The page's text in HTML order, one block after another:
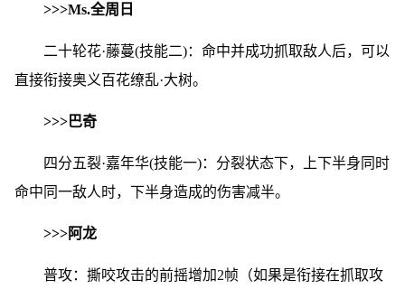
>>>Ms.全周日
二十轮花·藤蔓(技能二)：命中并成功抓取敌人后，可以
直接衔接奥义百花缭乱·大树。
>>>巴奇
四分五裂·嘉年华(技能一)：分裂状态下，上下半身同时
命中同一敌人时，下半身造成的伤害减半。
>>>阿龙
普攻：撕咬攻击的前摇增加2帧（如果是衔接在抓取攻